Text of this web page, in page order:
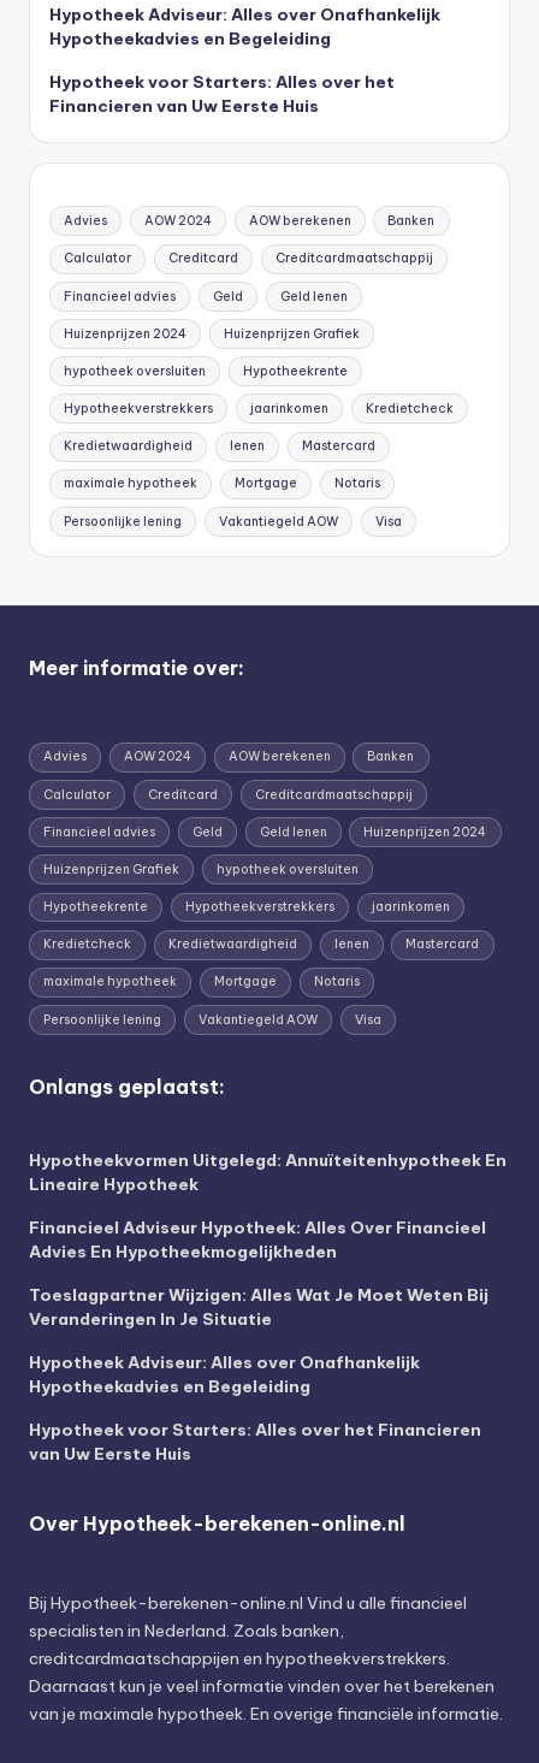
Hypotheek Adviseur: Alles over Onafhankelijk
Hypotheekadvies en Begeleiding
Hypotheek voor Starters: Alles over het
Financieren van Uw Eerste Huis
Advies AOW 2024 AOW berekenen Banken
Calculator Creditcard Creditcardmaatschappij
Financieel advies Geld Geld lenen
Huizenprijzen 2024 Huizenprijzen Grafiek
hypotheek oversluiten Hypotheekrente
Hypotheekverstrekkers jaarinkomen Kredietcheck
Kredietwaardigheid lenen Mastercard
maximale hypotheek Mortgage Notaris
Persoonlijke lening Vakantiegeld AOW Visa
Meer informatie over:
Advies AOW 2024 AOW berekenen Banken
Calculator Creditcard Creditcardmaatschappij
Financieel advies Geld Geld lenen Huizenprijzen 2024
Huizenprijzen Grafiek hypotheek oversluiten
Hypotheekrente Hypotheekverstrekkers jaarinkomen
Kredietcheck Kredietwaardigheid lenen Mastercard
maximale hypotheek Mortgage Notaris
Persoonlijke lening Vakantiegeld AOW Visa
Onlangs geplaatst:
Hypotheekvormen Uitgelegd: Annuïteitenhypotheek En
Lineaire Hypotheek
Financieel Adviseur Hypotheek: Alles Over Financieel
Advies En Hypotheekmogelijkheden
Toeslagpartner Wijzigen: Alles Wat Je Moet Weten Bij
Veranderingen In Je Situatie
Hypotheek Adviseur: Alles over Onafhankelijk
Hypotheekadvies en Begeleiding
Hypotheek voor Starters: Alles over het Financieren
van Uw Eerste Huis
Over Hypotheek-berekenen-online.nl
Bij Hypotheek-berekenen-online.nl Vind u alle financieel
specialisten in Nederland. Zoals banken,
creditcardmaatschappijen en hypotheekverstrekkers.
Daarnaast kun je veel informatie vinden over het berekenen
van je maximale hypotheek. En overige financiële informatie.